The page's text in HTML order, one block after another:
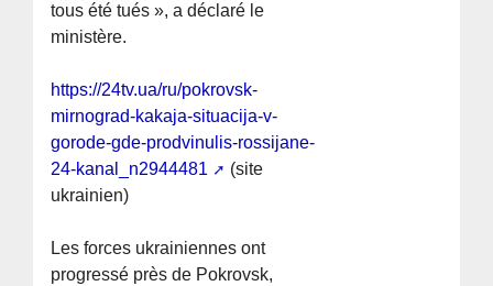
tous été tués », a déclaré le
ministère.
https://24tv.ua/ru/pokrovsk-
mirnograd-kakaja-situacija-v-
gorode-gde-prodvinulis-rossijane-
24-kanal_n2944481
(site
ukrainien)
Les forces ukrainiennes ont
progressé près de Pokrovsk,